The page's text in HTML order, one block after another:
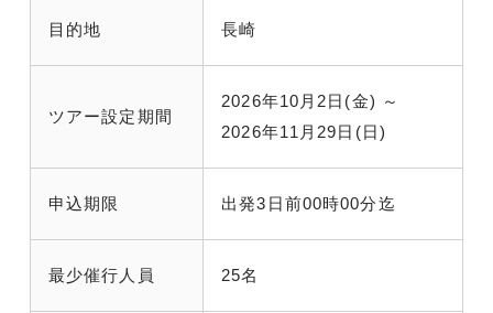
目的地 長崎
ツアー設定期間
2026年10月2日(金) ～
2026年11月29日(日)
申込期限 出発3日前00時00分迄
最少催行人員 25名